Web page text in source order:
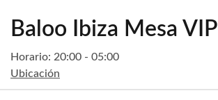
Baloo Ibiza Mesa VIP
Horario: 20:00 - 05:00
Ubicación